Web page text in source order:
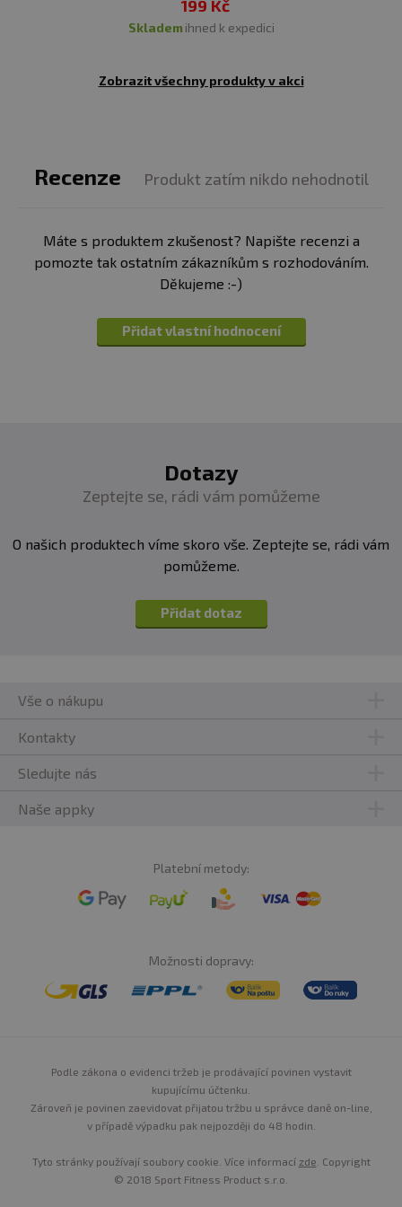
199 Kč
skladem ihned k expedici
Zobrazit všechny produkty v akci
Recenze Produkt zatím nikdo nehodnotil
Máte s produktem zkušenost? Napište recenzi a
pomozte tak ostatním zákazníkům s rozhodováním.
Děkujeme :-)
Přidat vlastní hodnocení
Dotazy
Zeptejte se, rádi vám pomůžeme
O našich produktech víme skoro vše. Zeptejte se, rádi vám
pomůžeme.
Přidat dotaz
Vše o nákupu
Kontakty
Sledujte nás
Naše appky
Platební metody:
Možnosti dopravy:
Podle zákona o evidenci tržeb je prodávající povinen vystavit
kupujícímu účtenku.
Zároveň je povinen zaevidovat přijatou tržbu u správce daně on-line,
v případě výpadku pak nejpozději do 48 hodin.
Tyto stránky používají soubory cookie. Více informací zde . Copyright
© 2018 Sport Fitness Product s.r.o.